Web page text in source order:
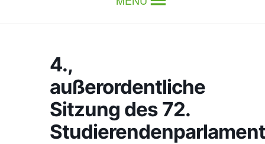
4.,
außerordentliche
Sitzung des 72.